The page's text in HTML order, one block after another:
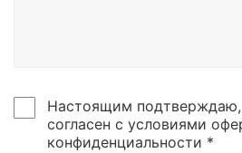
Настоящим подтверждаю,
согласен с условиями
конфиденциальности *